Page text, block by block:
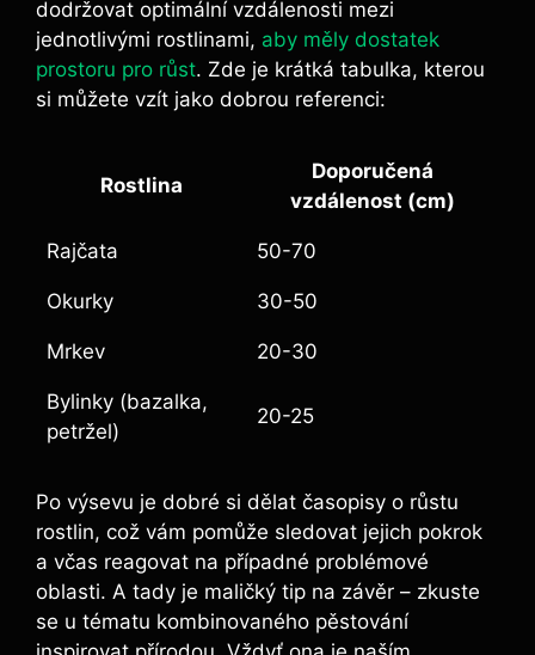
dodržovat optimální vzdálenosti mezi
jednotlivými rostlinami, aby měly dostatek
prostoru pro růst. Zde je krátká tabulka, kterou
si můžete vzít jako dobrou referenci:
Rostlina
Doporučená
vzdálenost (cm)
Rajčata 50-70
Okurky 30-50
Mrkev 20-30
Bylinky (bazalka,
petržel)
20-25
Po výsevu je dobré si dělat časopisy o růstu
rostlin, což vám pomůže sledovat jejich pokrok
a včas reagovat na případné problémové
oblasti. A tady je maličký tip na závěr – zkuste
se u tématu kombinovaného pěstování